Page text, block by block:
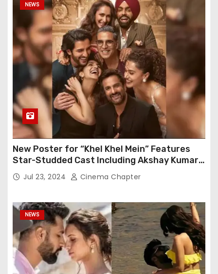
NEWS
New Poster for “Khel Khel Mein” Features
Star-Studded Cast Including Akshay Kumar,
Taapsee Pannu, Fardeen Khan, and More
Jul 23, 2024 Cinema Chapter
NEWS